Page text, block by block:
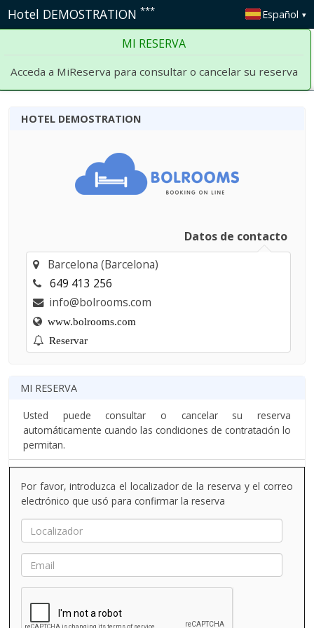
Hotel DEMOSTRATION *** Español
MI RESERVA
Acceda a MiReserva para consultar o cancelar su reserva
HOTEL DEMOSTRATION
Datos de contacto
Barcelona (Barcelona)
649 413 256
info@bolrooms.com
www.bolrooms.com
Reservar
MI RESERVA
Usted puede consultar o cancelar su reserva
automáticamente cuando las condiciones de contratación lo
permitan.
Por favor, introduzca el localizador de la reserva y el correo
electrónico que usó para confirmar la reserva